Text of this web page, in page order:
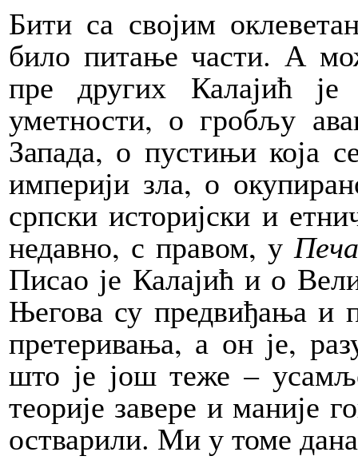
Бити са својим
било питање части. А
пре других Калајић
уметности, о гробљу
Запада, о пустињи која
империји зла, о
српски историјски и
недавно, с правом, у
Писао је Калајић и о
Његова су предвиђања и
претеривања, а он је,
што је још теже –
теорије завере и маније
остварили. Ми у томе